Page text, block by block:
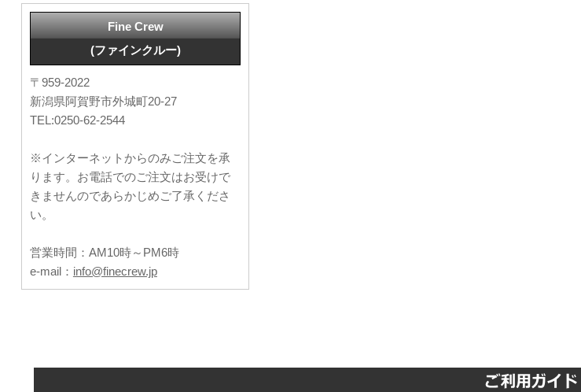
Fine Crew
(ファインクルー)
〒959-2022
新潟県阿賀野市外城町20-27
TEL:0250-62-2544
※インターネットからのみご注文を承
ります。お電話でのご注文はお受けで
きませんのであらかじめご了承くださ
い。
営業時間：AM10時～PM6時
e-mail： info@finecrew.jp